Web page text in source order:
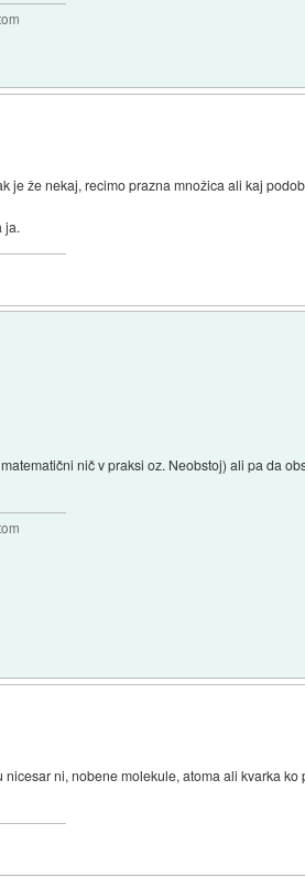
je že nekaj, recimo prazna množica ali kaj
ja.
nič v praksi oz. Neobstoj) ali pa da
ni, nobene molekule, atoma ali kvarka